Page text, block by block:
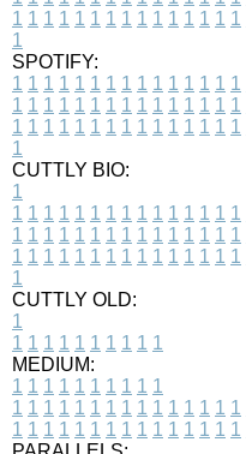
1 1 1 1 1 1 1 1 1 1 1 1 1 1 1
1
SPOTIFY:
1 1 1 1 1 1 1 1 1 1 1 1 1 1 1
1 1 1 1 1 1 1 1 1 1 1 1 1 1 1
1 1 1 1 1 1 1 1 1 1 1 1 1 1 1
1
CUTTLY BIO:
1
1 1 1 1 1 1 1 1 1 1 1 1 1 1 1
1 1 1 1 1 1 1 1 1 1 1 1 1 1 1
1 1 1 1 1 1 1 1 1 1 1 1 1 1 1
1
CUTTLY OLD:
1
1 1 1 1 1 1 1 1 1 1
MEDIUM:
1 1 1 1 1 1 1 1 1 1
1 1 1 1 1 1 1 1 1 1 1 1 1 1 1
1 1 1 1 1 1 1 1 1 1 1 1 1 1 1